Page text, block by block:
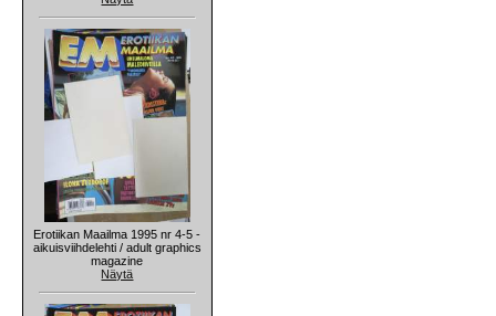
Erotiikan Maailma 1995 nr 4-5 -
aikuisviihdelehti / adult graphics
magazine
Näytä